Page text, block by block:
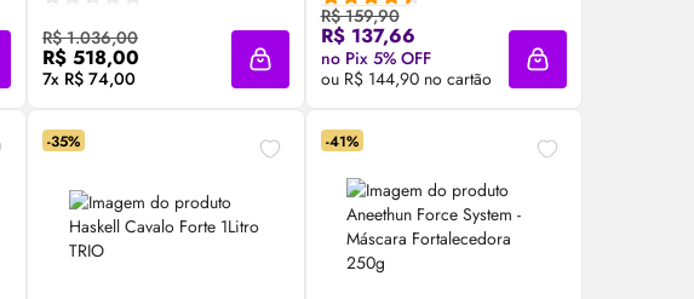
à sacola
R$ 1.036,00
R$ 518,00
7x R$ 74,00
Compre Agora ❯
Adicionar à sacola
R$ 159,90
R$ 137,66
no Pix 5% OFF
ou R$ 144,90 no cartão
Compre Agora ❯
Adicionar à sacola
-35% -41%